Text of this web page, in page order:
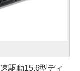
駆動15.6型ディ